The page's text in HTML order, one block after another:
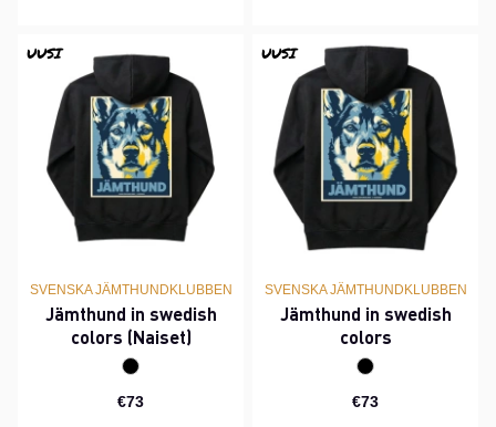
UUSI
SVENSKA JÄMTHUNDKLUBBEN
Jämthund in swedish
colors (Naiset)
€73
UUSI
SVENSKA JÄMTHUNDKLUBBEN
Jämthund in swedish
colors
€73